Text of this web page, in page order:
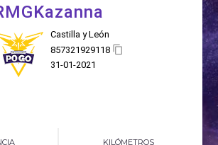
Castilla y León
857321929118
31-01-2021
KILÓMETROS